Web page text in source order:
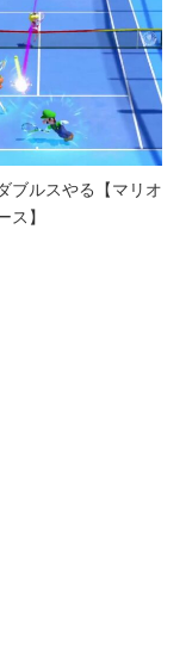
ブルスやる【マリオ
ス】